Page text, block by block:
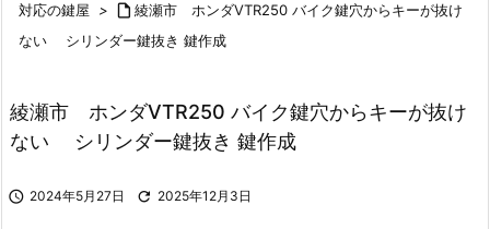
対応の鍵屋
>  綾瀬市 ホンダVTR250 バイク鍵穴からキーが抜け
ない シリンダー鍵抜き 鍵作成
綾瀬市 ホンダVTR250 バイク鍵穴からキーが抜け
ない シリンダー鍵抜き 鍵作成
 2024年5月27日  2025年12月3日